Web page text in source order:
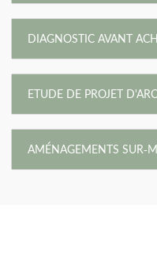
DIAGNOSTIC AVANT
ETUDE DE PROJET
AMÉNAGEMENTS SUR-